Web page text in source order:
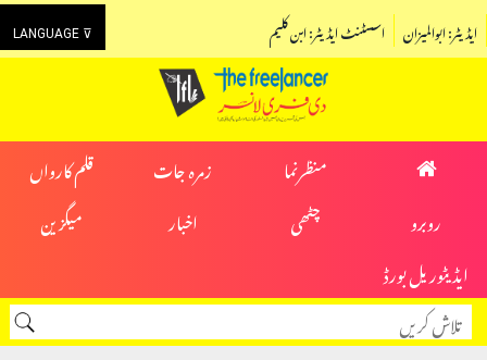
LANGUAGE ⊽ اسسٹنٹ ایڈیٹر: ابن کلیم ایڈیٹر: ابوالمیزان
منظرنما زمرہ جات
قلم کارواں
روبرو
چٹھی اخبار
میگزین
ایڈیٹوریل بورڈ